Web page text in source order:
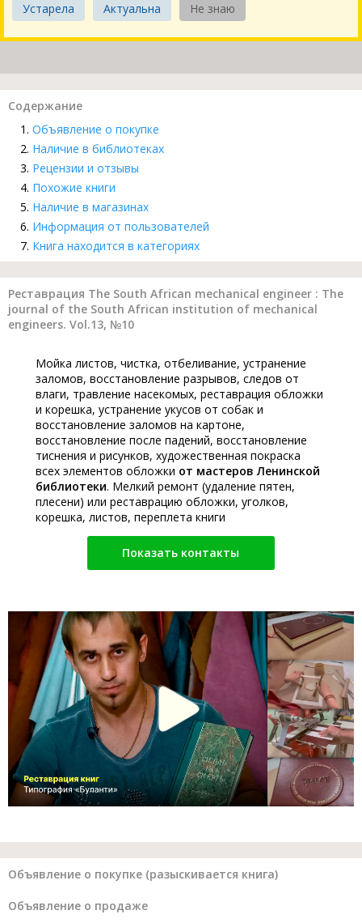
Устарела Актуальна Не знаю
Содержание
Объявление о покупке
Наличие в библиотеках
Рецензии и отзывы
Похожие книги
Наличие в магазинах
Информация от пользователей
Книга находится в категориях
Реставрация The South African mechanical engineer : The
journal of the South African institution of mechanical
engineers. Vol.13, №10
Мойка листов, чистка, отбеливание, устранение
заломов, восстановление разрывов, следов от
влаги, травление насекомых, реставрация обложки
и корешка, устранение укусов от собак и
восстановление заломов на картоне,
восстановление после падений, восстановление
тиснения и рисунков, художественная покраска
всех элементов обложки от мастеров Ленинской
библиотеки. Мелкий ремонт (удаление пятен,
плесени) или реставрацию обложки, уголков,
корешка, листов, переплета книги
Показать контакты
Объявление о покупке (разыскивается книга)
Объявление о продаже